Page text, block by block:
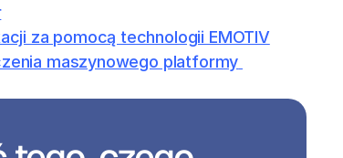
za pomocą technologii EMOTIV
maszynowego platformy